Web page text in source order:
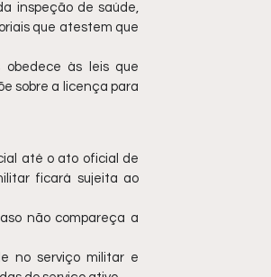
inspeção de saúde,
que atestem que
obedece às leis que
sobre a licença para
até o ato oficial de
ficará sujeita ao
não compareça a
no serviço militar e